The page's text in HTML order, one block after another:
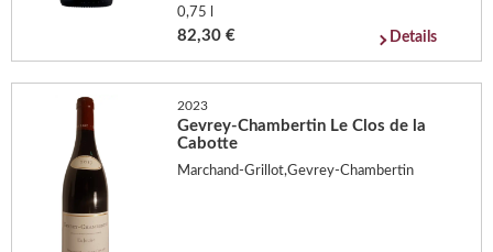
0,75 l
82,30 € Details
2023
Gevrey-Chambertin Le Clos de la
Cabotte
Marchand-Grillot,Gevrey-Chambertin